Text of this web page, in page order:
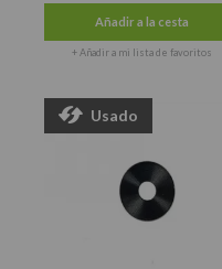
Añadir a la cesta
+ Añadir a mi lista de favoritos
Usado